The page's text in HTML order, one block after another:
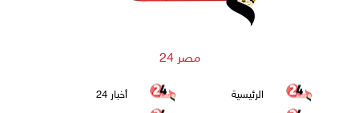
مصر 24
الرئيسية
أخبار 24